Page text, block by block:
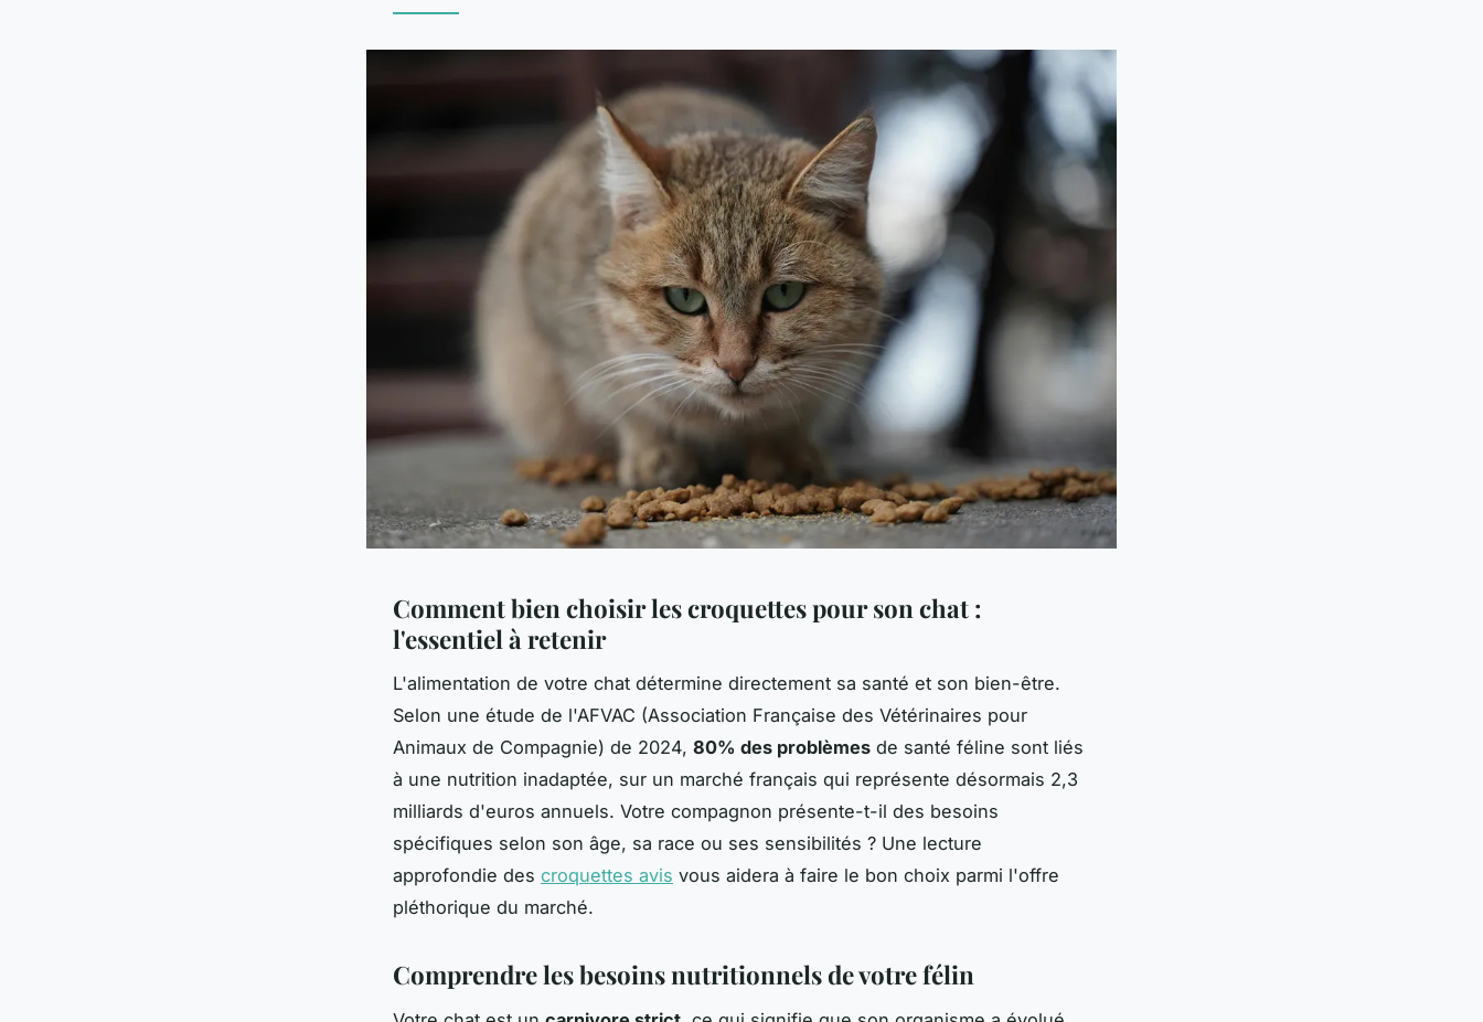
Comment bien choisir les croquettes pour son chat :
l'essentiel à retenir
L'alimentation de votre chat détermine directement sa santé et son bien-être.
Selon une étude de l'AFVAC (Association Française des Vétérinaires pour
Animaux de Compagnie) de 2024, 80% des problèmes de santé féline sont liés
à une nutrition inadaptée, sur un marché français qui représente désormais 2,3
milliards d'euros annuels. Votre compagnon présente-t-il des besoins
spécifiques selon son âge, sa race ou ses sensibilités ? Une lecture
approfondie des croquettes avis vous aidera à faire le bon choix parmi l'offre
pléthorique du marché.
Comprendre les besoins nutritionnels de votre félin